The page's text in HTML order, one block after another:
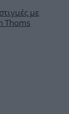
με
Thoms